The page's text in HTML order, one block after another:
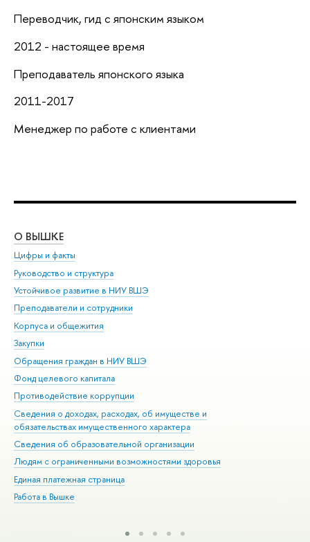
Переводчик, гид с японским языком
2012 - настоящее время
Преподаватель японского языка
2011-2017
Менеджер по работе с клиентами
О ВЫШКЕ
Цифры и факты
Руководство и структура
Устойчивое развитие в НИУ ВШЭ
Преподаватели и сотрудники
Корпуса и общежития
Закупки
Обращения граждан в НИУ ВШЭ
Фонд целевого капитала
Противодействие коррупции
Сведения о доходах, расходах, об имуществе и
обязательствах имущественного характера
Сведения об образовательной организации
Людям с ограниченными возможностями здоровья
Единая платежная страница
Работа в Вышке